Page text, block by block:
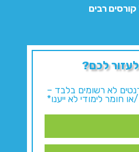
רבים
לעזור לכם?
לא רשומים בלבד –
חומר לימודי לא ייענו*